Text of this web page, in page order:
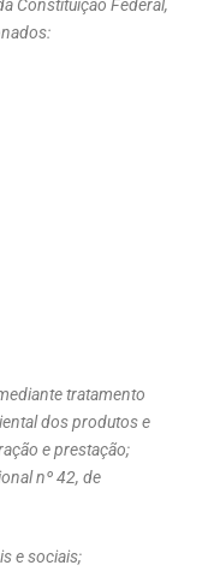
Constituição Federal,
tratamento
dos produtos e
e prestação;
nº 42, de
e sociais;